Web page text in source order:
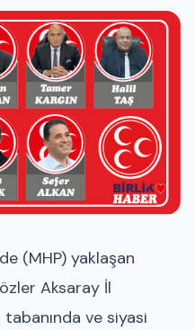
(MHP) yaklaşan
Aksaray İl
tabanında ve siyasi